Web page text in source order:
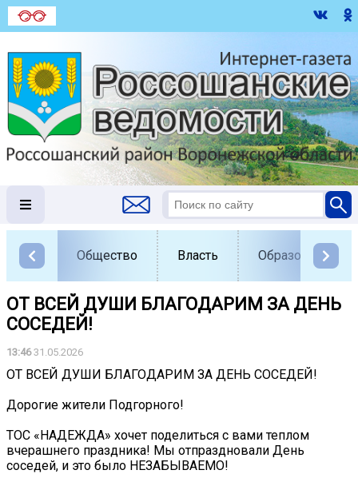
Общество Власть Образование
ОТ ВСЕЙ ДУШИ БЛАГОДАРИМ ЗА ДЕНЬ
СОСЕДЕЙ! ️
13:4631.05.2026
ОТ ВСЕЙ ДУШИ БЛАГОДАРИМ ЗА ДЕНЬ СОСЕДЕЙ! ️
Дорогие жители Подгорного!
ТОС «НАДЕЖДА» хочет поделиться с вами теплом
вчерашнего праздника! Мы отпраздновали День
соседей, и это было НЕЗАБЫВАЕМО!